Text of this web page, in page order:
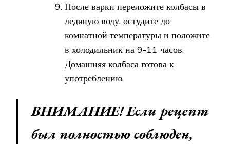
После варки переложите колбасы в
ледяную воду, остудите до
комнатной температуры и положите
в холодильник на 9-11 часов.
Домашняя колбаса готова к
употреблению.
ВНИМАНИЕ! Если рецепт
был полностью соблюден,